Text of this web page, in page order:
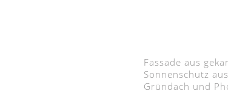
Fassade aus
Sonnenschutz
Gründach und